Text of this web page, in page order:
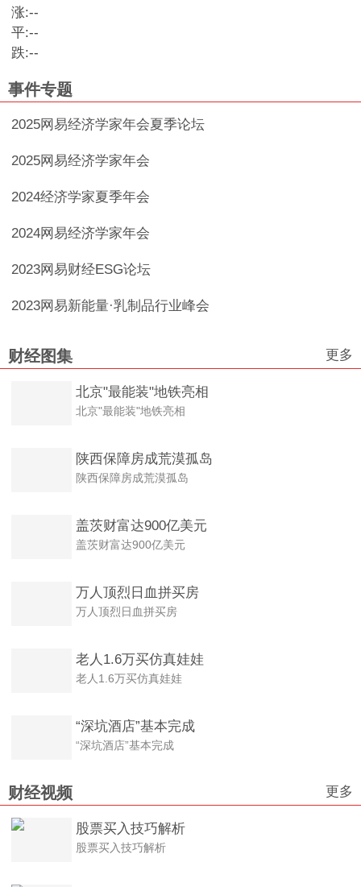
涨:--
平:--
跌:--
事件专题
2025网易经济学家年会夏季论坛
2025网易经济学家年会
2024经济学家夏季年会
2024网易经济学家年会
2023网易财经ESG论坛
2023网易新能量·乳制品行业峰会
财经图集 更多
北京"最能装"地铁亮相
北京"最能装"地铁亮相
陕西保障房成荒漠孤岛
陕西保障房成荒漠孤岛
盖茨财富达900亿美元
盖茨财富达900亿美元
万人顶烈日血拼买房
万人顶烈日血拼买房
老人1.6万买仿真娃娃
老人1.6万买仿真娃娃
“深坑酒店”基本完成
“深坑酒店”基本完成
财经视频 更多
股票买入技巧解析
股票买入技巧解析